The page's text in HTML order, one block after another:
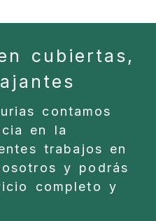
cubiertas,
contamos
en la
trabajos en
y podrás
completo y